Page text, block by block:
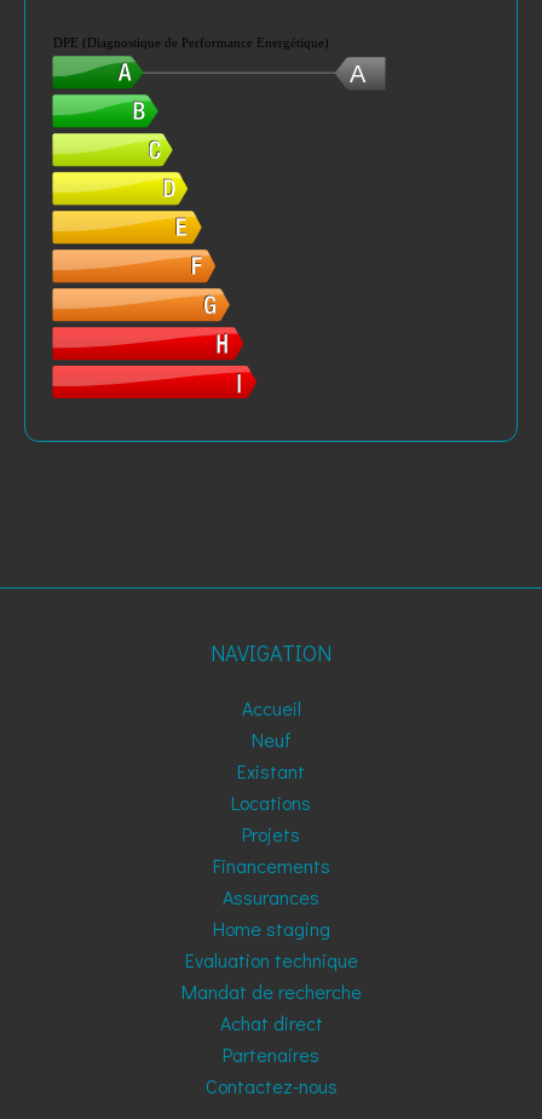
A
DPE (Diagnostique de Performance Energétique)
NAVIGATION
Accueil
Neuf
Existant
Locations
Projets
Financements
Assurances
Home staging
Evaluation technique
Mandat de recherche
Achat direct
Partenaires
Contactez-nous